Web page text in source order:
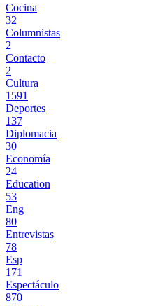
Cocina
32
Columnistas
2
Contacto
2
Cultura
1591
Deportes
137
Diplomacia
30
Economía
24
Education
53
Eng
80
Entrevistas
78
Esp
171
Espectáculo
870